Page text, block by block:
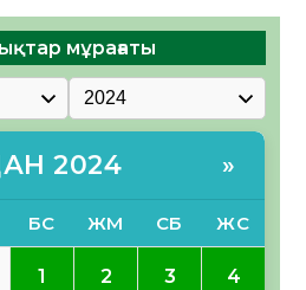
мұрағаты
2024 »
БС ЖМ СБ ЖС
1 2 3 4